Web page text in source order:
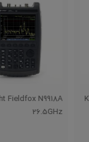
Keysight Fieldfox N9918A
26.5GHz